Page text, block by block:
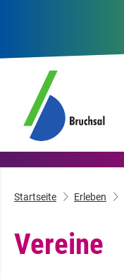
Startseite Erleben
Vereine